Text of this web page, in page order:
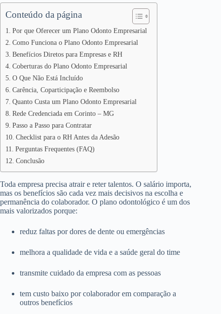
Conteúdo da página
Por que Oferecer um Plano Odonto Empresarial
Como Funciona o Plano Odonto Empresarial
Benefícios Diretos para Empresas e RH
Coberturas do Plano Odonto Empresarial
O Que Não Está Incluído
Carência, Coparticipação e Reembolso
Quanto Custa um Plano Odonto Empresarial
Rede Credenciada em Corinto – MG
Passo a Passo para Contratar
Checklist para o RH Antes da Adesão
Perguntas Frequentes (FAQ)
Conclusão
Toda empresa precisa atrair e reter talentos. O salário importa,
mas os benefícios são cada vez mais decisivos na escolha e
permanência do colaborador. O plano odontológico é um dos
mais valorizados porque:
reduz faltas por dores de dente ou emergências
melhora a qualidade de vida e a saúde geral do time
transmite cuidado da empresa com as pessoas
tem custo baixo por colaborador em comparação a
outros benefícios